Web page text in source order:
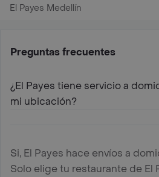
El Payes Medellín
Preguntas frecuentes
¿El Payes tiene servicio a
mi ubicación?
Si, El Payes hace envíos a
Solo elige tu restaurante de El